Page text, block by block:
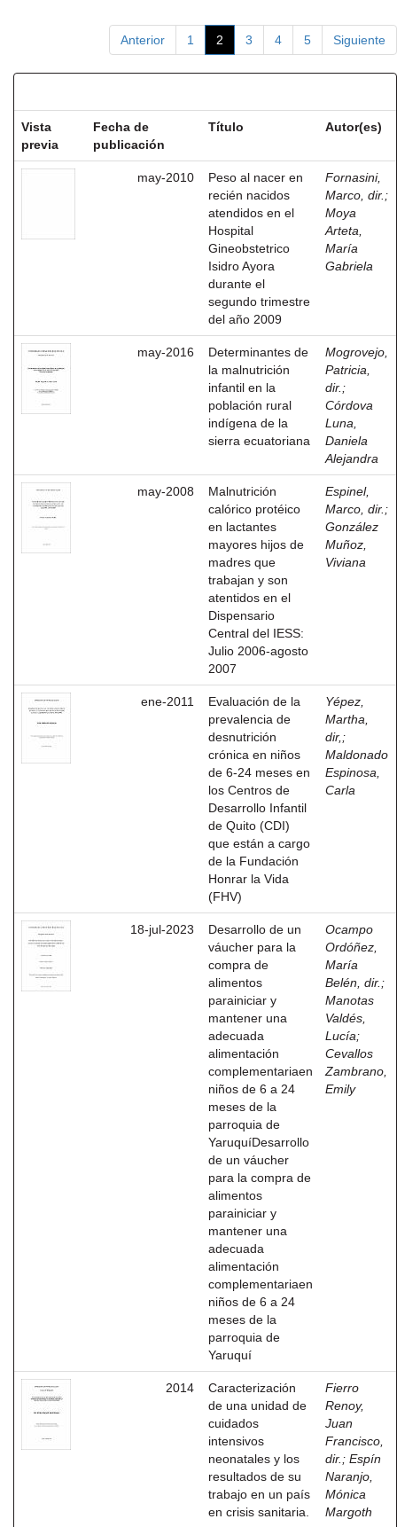
Anterior 1 2 3 4 5 Siguiente
Vista
previa
Fecha de
publicación
Título Autor(es)
may-2010
Peso al nacer en
recién nacidos
atendidos en el
Hospital
Gineobstetrico
Isidro Ayora
durante el
segundo trimestre
del año 2009
Fornasini,
Marco, dir. ;
Moya
Arteta,
María
Gabriela
may-2016
Determinantes de
la malnutrición
infantil en la
población rural
indígena de la
sierra ecuatoriana
Mogrovejo,
Patricia,
dir. ;
Córdova
Luna,
Daniela
Alejandra
may-2008
Malnutrición
calórico protéico
en lactantes
mayores hijos de
madres que
trabajan y son
atentidos en el
Dispensario
Central del IESS:
Julio 2006-agosto
2007
Espinel,
Marco, dir. ;
González
Muñoz,
Viviana
ene-2011
Evaluación de la
prevalencia de
desnutrición
crónica en niños
de 6-24 meses en
los Centros de
Desarrollo Infantil
de Quito (CDI)
que están a cargo
de la Fundación
Honrar la Vida
(FHV)
Yépez,
Martha,
dir, ;
Maldonado
Espinosa,
Carla
18-jul-2023
Desarrollo de un
váucher para la
compra de
alimentos
parainiciar y
mantener una
adecuada
alimentación
complementariaen
niños de 6 a 24
meses de la
parroquia de
YaruquíDesarrollo
de un váucher
para la compra de
alimentos
parainiciar y
mantener una
adecuada
alimentación
complementariaen
niños de 6 a 24
meses de la
parroquia de
Yaruquí
Ocampo
Ordóñez,
María
Belén, dir. ;
Manotas
Valdés,
Lucía;
Cevallos
Zambrano,
Emily
2014
Caracterización
de una unidad de
cuidados
intensivos
neonatales y los
resultados de su
trabajo en un país
en crisis sanitaria.
Fierro
Renoy,
Juan
Francisco,
dir. ; Espín
Naranjo,
Mónica
Margoth